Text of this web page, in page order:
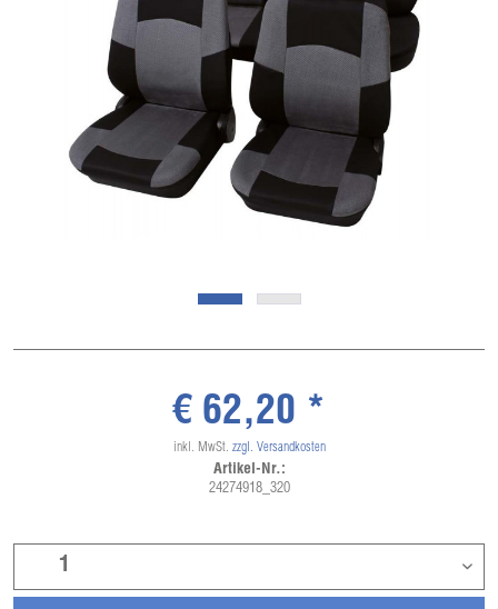
€ 62,20 *
inkl. MwSt. zzgl. Versandkosten
Artikel-Nr.:
24274918_320